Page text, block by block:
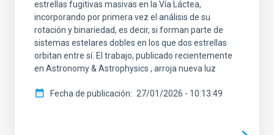
estrellas fugitivas masivas en la Vía Láctea,
incorporando por primera vez el análisis de su
rotación y binariedad, es decir, si forman parte de
sistemas estelares dobles en los que dos estrellas
orbitan entre sí. El trabajo, publicado recientemente
en Astronomy & Astrophysics , arroja nueva luz
Fecha de publicación 27/01/2026 - 10:13:49